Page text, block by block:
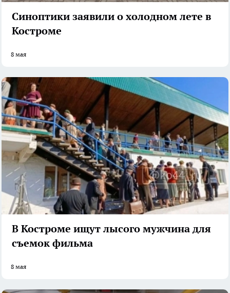
Синоптики заявили о холодном лете в
Костроме
8 мая
В Костроме ищут лысого мужчина для
съемок фильма
8 мая